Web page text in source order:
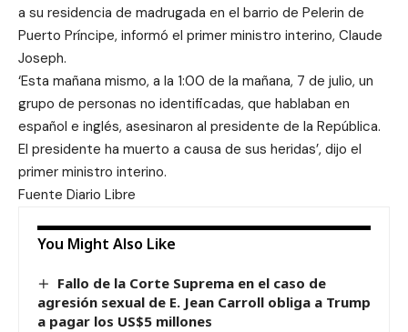
a su residencia de madrugada en el barrio de Pelerin de
Puerto Príncipe, informó el primer ministro interino, Claude
Joseph.
‘Esta mañana mismo, a la 1:00 de la mañana, 7 de julio, un
grupo de personas no identificadas, que hablaban en
español e inglés, asesinaron al presidente de la República.
El presidente ha muerto a causa de sus heridas’, dijo el
primer ministro interino.
Fuente Diario Libre
You Might Also Like
Fallo de la Corte Suprema en el caso de
agresión sexual de E. Jean Carroll obliga a Trump
a pagar los US$5 millones